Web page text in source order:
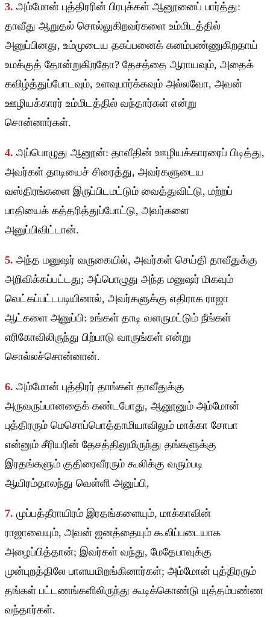
3. அம்மோன் புத்திரரின் பிரபுக்கள் ஆனூனைப் பார்த்து:
தாவீது ஆறுதல் சொல்லுகிறவர்களை உம்மிடத்தில்
அனுப்பினது, உம்முடைய தகப்பனைக் கனம்பண்ணுகிறதாய்
உமக்குத் தோன்றுகிறதோ? தேசத்தை ஆராயவும், அதைக்
கவிழ்த்துப்போடவும், உளவுபார்க்கவும் அல்லவோ, அவன்
ஊழியக்காரர் உம்மிடத்தில் வந்தார்கள் என்று
சொன்னார்கள்.
4. அப்பொழுது ஆனூன்: தாவீதின் ஊழியக்காரரைப் பிடித்து,
அவர்கள் தாடியைச் சிரைத்து, அவர்களுடைய
வஸ்திரங்களை இருப்பிடமட்டும் வைத்துவிட்டு, மற்றப்
பாதியைக் கத்தரித்துப்போட்டு, அவர்களை
அனுப்பிவிட்டான்.
5. அந்த மனுஷர் வருகையில், அவர்கள் செய்தி தாவீதுக்கு
அறிவிக்கப்பட்டது; அப்பொழுது அந்த மனுஷர் மிகவும்
வெட்கப்பட்டபடியினால், அவர்களுக்கு எதிராக ராஜா
ஆட்களை அனுப்பி: உங்கள் தாடி வளருமட்டும் நீங்கள்
எரிகோவிலிருந்து பிற்பாடு வாருங்கள் என்று
சொல்லச்சொன்னான்.
6. அம்மோன் புத்திரர் தாங்கள் தாவீதுக்கு
அருவருப்பானதைக் கண்டபோது, ஆனூனும் அம்மோன்
புத்திரரும் மெசொப்பொத்தாமியாவிலும் மாக்கா சோபா
என்னும் சீரியரின் தேசத்திலுமிருந்து தங்களுக்கு
இரதங்களும் குதிரைவீரரும் கூலிக்கு வரும்படி
ஆயிரம்தாலந்து வெள்ளி அனுப்பி,
7. முப்பத்தீராயிரம் இரதங்களையும், மாக்காவின்
ராஜாவையும், அவன் ஜனத்தையும் கூலிப்படையாக
அழைப்பித்தான்; இவர்கள் வந்து, மேதேபாவுக்கு
முன்புறத்திலே பாளயமிறங்கினார்கள்; அம்மோன் புத்திரரும்
தங்கள் பட்டணங்களிலிருந்து கூடிக்கொண்டு யுத்தம்பண்ண
வந்தார்கள்.